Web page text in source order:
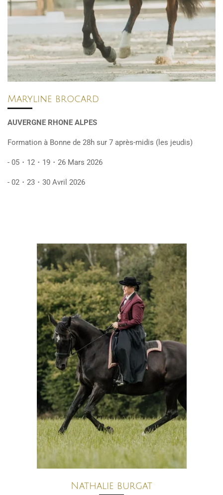
Maryline brocard
AUVERGNE RHONE ALPES
Formation à Bonne de 28h sur 7 après-midis (les jeudis)
- 05・12・19・26 Mars 2026
- 02・23・30 Avril 2026
Nathalie burgat